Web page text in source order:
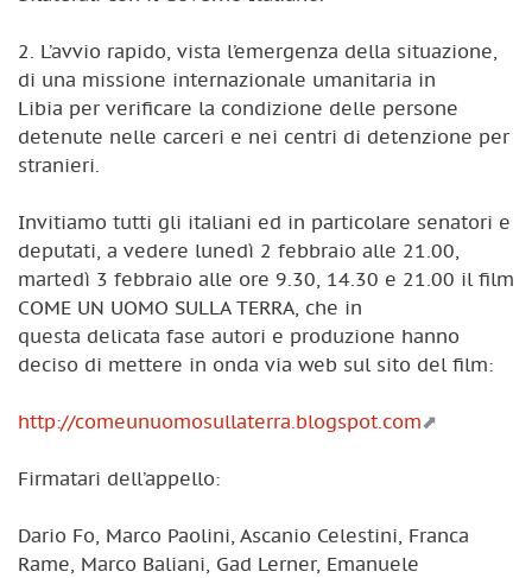
2. L’avvio rapido, vista l’emergenza della situazione,
di una missione internazionale umanitaria in
Libia per verificare la condizione delle persone
detenute nelle carceri e nei centri di detenzione per
stranieri.
Invitiamo tutti gli italiani ed in particolare senatori e
deputati, a vedere lunedì 2 febbraio alle 21.00,
martedì 3 febbraio alle ore 9.30, 14.30 e 21.00 il film
COME UN UOMO SULLA TERRA, che in
questa delicata fase autori e produzione hanno
deciso di mettere in onda via web sul sito del film:
http://comeunuomosullaterra.blogspot.com
Firmatari dell’appello:
Dario Fo, Marco Paolini, Ascanio Celestini, Franca
Rame, Marco Baliani, Gad Lerner, Emanuele